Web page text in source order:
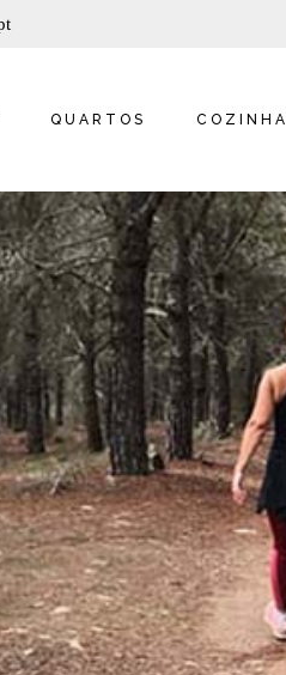
QUARTOS
SUITE AVÓ MARIA
SUITE AVÔ JOSÉ
JERÓNIMO
SUITE TIO DOMINGOS
SUITE PADRINHO
EUGÉNIO
QUARTO SANTA
TERESINHA
QUARTO JOAQUIM
COZINHA
SANTA
JOAQUIM